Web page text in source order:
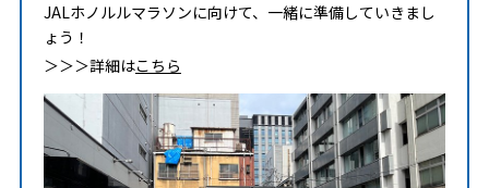
JALホノルルマラソンに向けて、一緒に準備していきまし
ょう！
＞＞＞詳細はこちら